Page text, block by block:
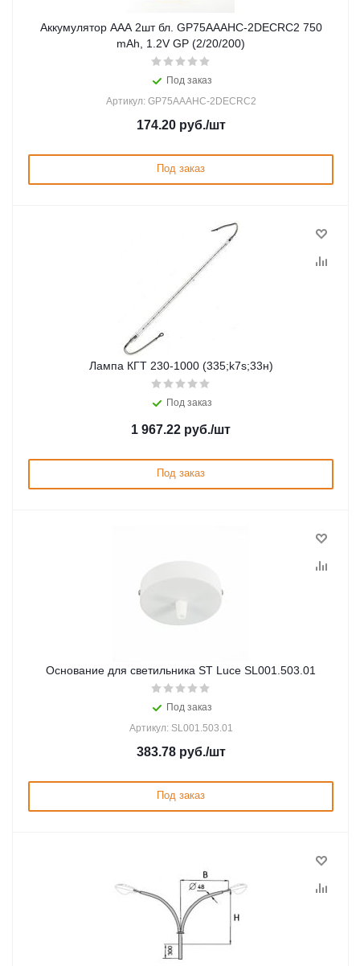
Аккумулятор ААА 2шт бл. GP75AAAHC-2DECRC2 750
mAh, 1.2V GP (2/20/200)
Под заказ
Артикул: GP75AAAHC-2DECRC2
174.20руб./шт
Под заказ
Лампа КГТ 230-1000 (335;k7s;33н)
Под заказ
1 967.22 руб./шт
Под заказ
Основание для светильника ST Luce SL001.503.01
Под заказ
Артикул: SL001.503.01
383.78руб./шт
Под заказ